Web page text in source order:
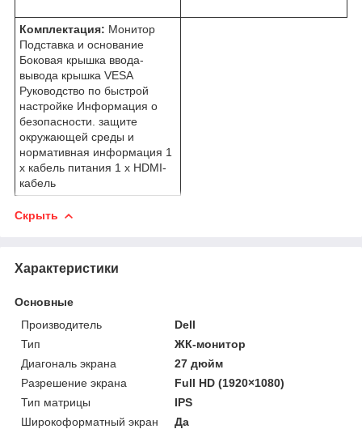
Комплектация: Монитор
Подставка и основание
Боковая крышка ввода-
вывода крышка VESA
Руководство по быстрой
настройке Информация о
безопасности. защите
окружающей среды и
нормативная информация 1
х кабель питания 1 х HDMI-
кабель
Скрыть
Характеристики
Основные
Производитель
Dell
Тип
ЖК-монитор
Диагональ экрана
27 дюйм
Разрешение экрана
Full HD (1920×1080)
Тип матрицы
IPS
Широкоформатный экран
Да